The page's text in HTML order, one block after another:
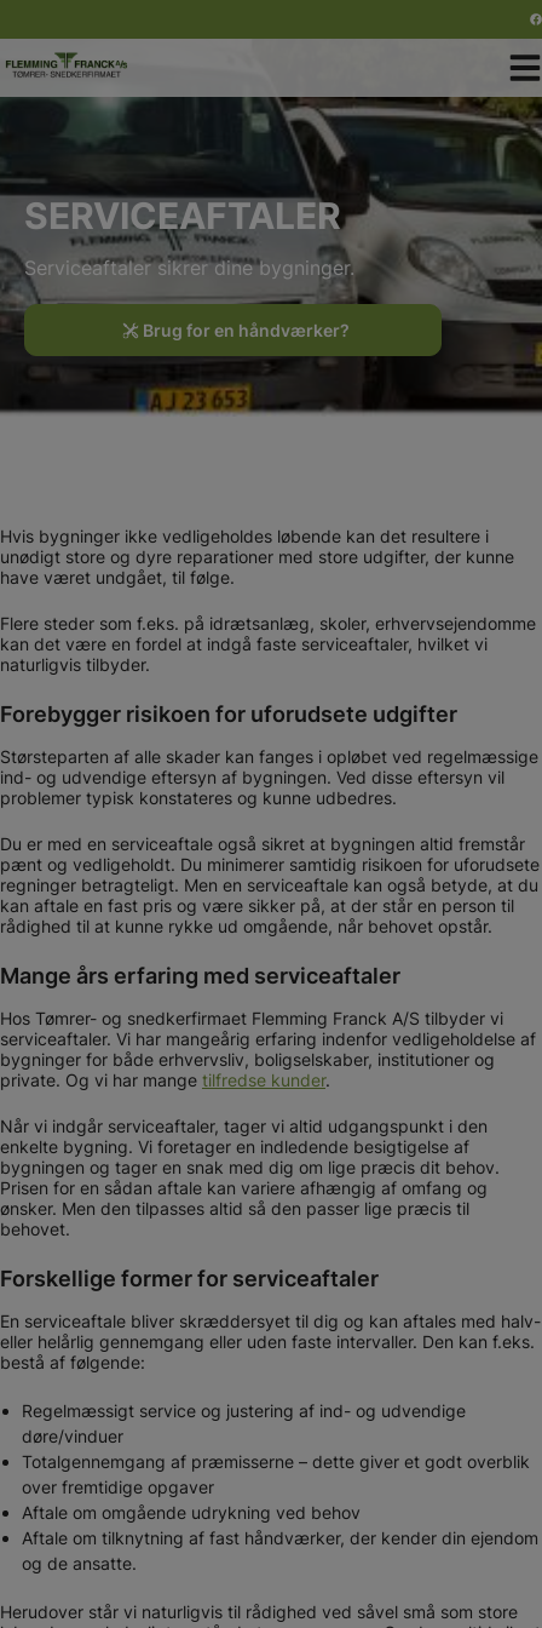
til
indholdet
SERVICEAFTALER
Serviceaftaler sikrer dine bygninger.
Brug for en håndværker?
Hvis bygninger ikke vedligeholdes løbende kan det resultere i
unødigt store og dyre reparationer med store udgifter, der kunne
have været undgået, til følge.
Flere steder som f.eks. på idrætsanlæg, skoler, erhvervsejendomme
kan det være en fordel at indgå faste serviceaftaler, hvilket vi
naturligvis tilbyder.
Forebygger risikoen for uforudsete udgifter
Størsteparten af alle skader kan fanges i opløbet ved regelmæssige
ind- og udvendige eftersyn af bygningen. Ved disse eftersyn vil
problemer typisk konstateres og kunne udbedres.
Du er med en serviceaftale også sikret at bygningen altid fremstår
pænt og vedligeholdt. Du minimerer samtidig risikoen for uforudsete
regninger betragteligt. Men en serviceaftale kan også betyde, at du
kan aftale en fast pris og være sikker på, at der står en person til
rådighed til at kunne rykke ud omgående, når behovet opstår.
Mange års erfaring med serviceaftaler
Hos Tømrer- og snedkerfirmaet Flemming Franck A/S tilbyder vi
serviceaftaler. Vi har mangeårig erfaring indenfor vedligeholdelse af
bygninger for både erhvervsliv, boligselskaber, institutioner og
private. Og vi har mange tilfredse kunder.
Når vi indgår serviceaftaler, tager vi altid udgangspunkt i den
enkelte bygning. Vi foretager en indledende besigtigelse af
bygningen og tager en snak med dig om lige præcis dit behov.
Prisen for en sådan aftale kan variere afhængig af omfang og
ønsker. Men den tilpasses altid så den passer lige præcis til
behovet.
Forskellige former for serviceaftaler
En serviceaftale bliver skræddersyet til dig og kan aftales med halv-
eller helårlig gennemgang eller uden faste intervaller. Den kan f.eks.
bestå af følgende:
Regelmæssigt service og justering af ind- og udvendige
døre/vinduer
Totalgennemgang af præmisserne – dette giver et godt overblik
over fremtidige opgaver
Aftale om omgående udrykning ved behov
Aftale om tilknytning af fast håndværker, der kender din ejendom
og de ansatte.
Herudover står vi naturligvis til rådighed ved såvel små som store